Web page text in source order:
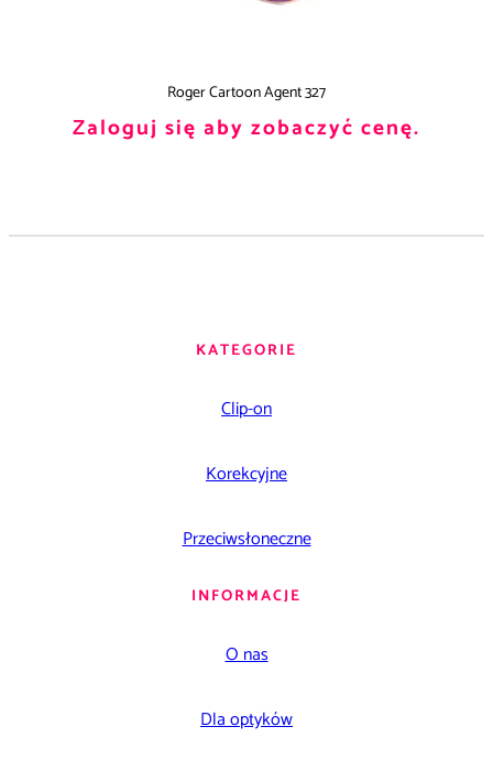
Roger Cartoon Agent 327
Zaloguj się aby zobaczyć cenę.
KATEGORIE
Clip-on
Korekcyjne
Przeciwsłoneczne
INFORMACJE
O nas
Dla optyków